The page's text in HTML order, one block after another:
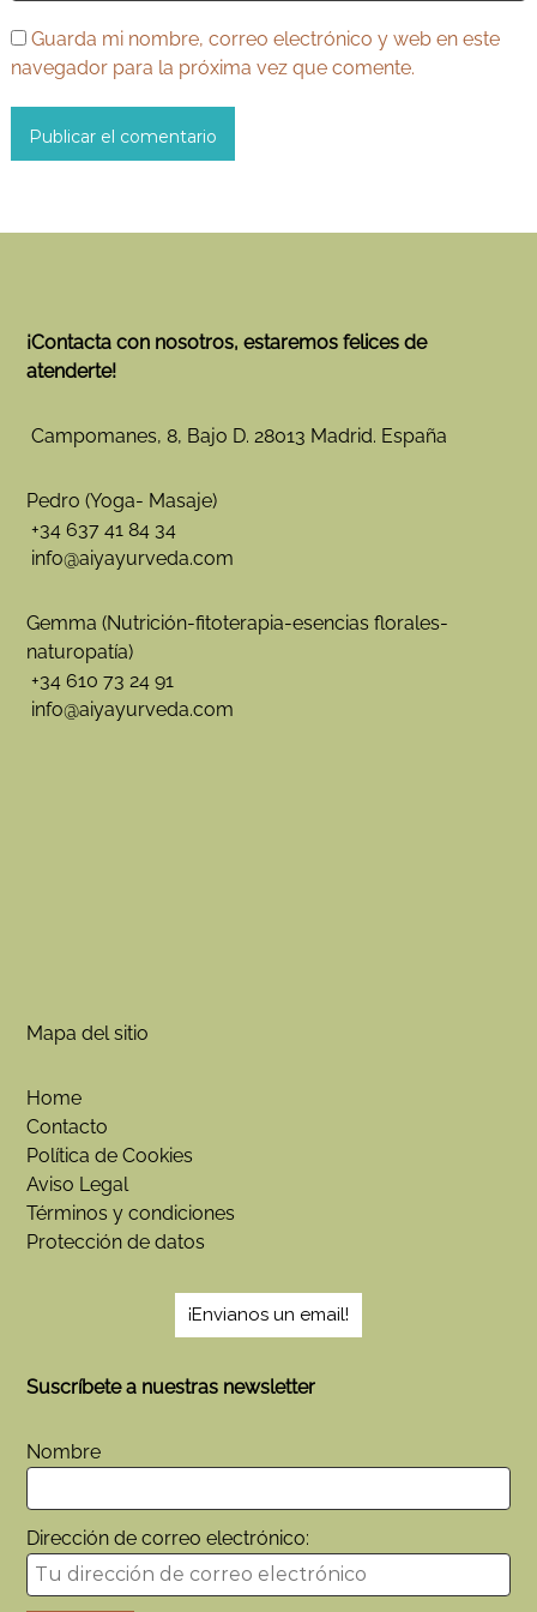
Guarda mi nombre, correo electrónico y web en este
navegador para la próxima vez que comente.
¡Contacta con nosotros, estaremos felices de
atenderte!
Campomanes, 8, Bajo D. 28013 Madrid. España
Pedro (Yoga- Masaje)
+34 637 41 84 34
info@aiyayurveda.com
Gemma (Nutrición-fitoterapia-esencias florales-
naturopatía)
+34 610 73 24 91
info@aiyayurveda.com
Mapa del sitio
Home
Contacto
Política de Cookies
Aviso Legal
Términos y condiciones
Protección de datos
¡Envianos un email!
Suscríbete a nuestras newsletter
Nombre
Dirección de correo electrónico: